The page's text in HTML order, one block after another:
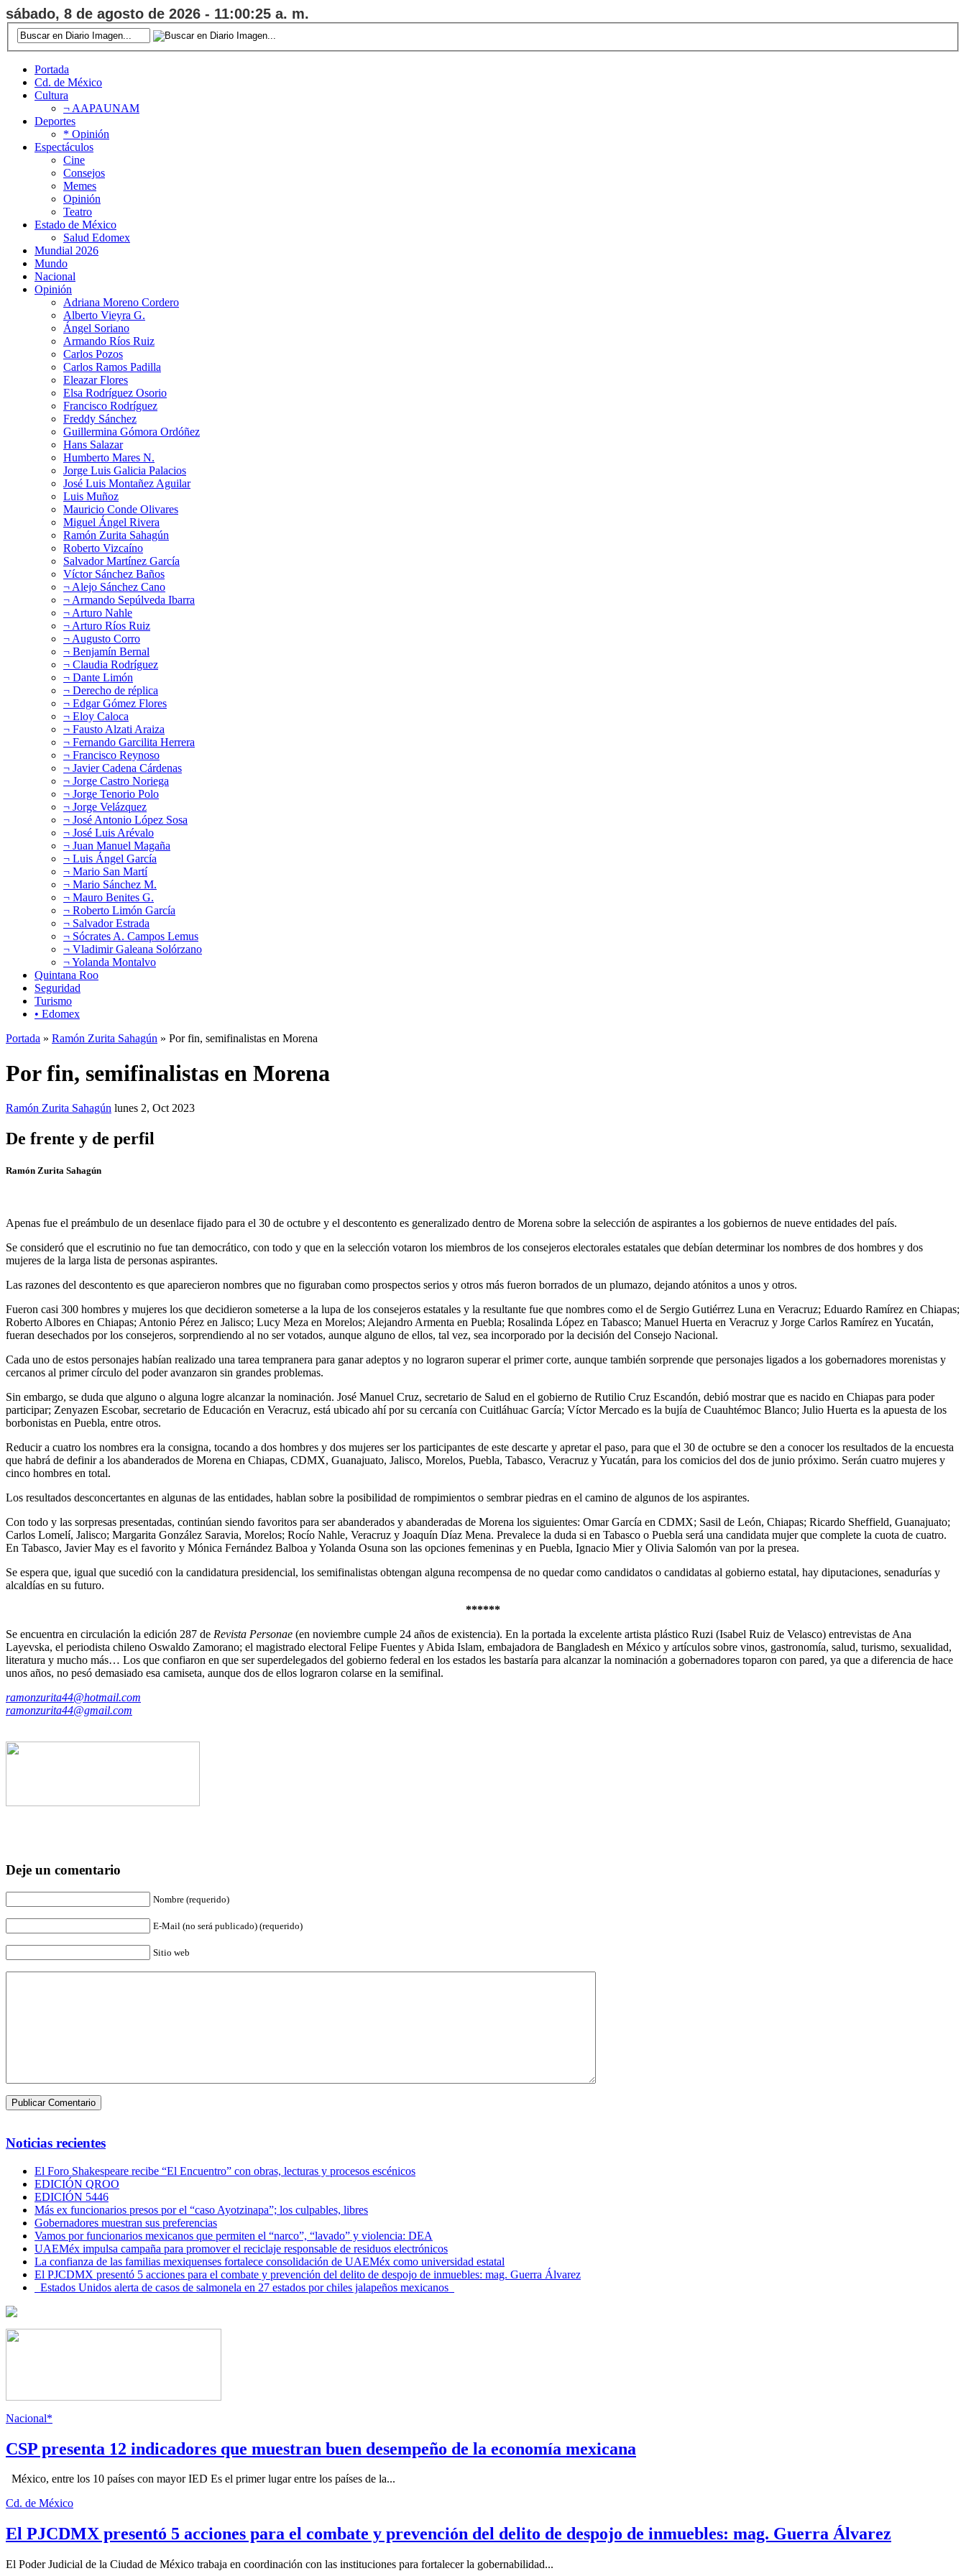
sábado, 8 de agosto de 2026 - 11:00:26 a. m.
Portada
Cd. de México
Cultura
¬ AAPAUNAM
Deportes
* Opinión
Espectáculos
Cine
Consejos
Memes
Opinión
Teatro
Estado de México
Salud Edomex
Mundial 2026
Mundo
Nacional
Opinión
Adriana Moreno Cordero
Alberto Vieyra G.
Ángel Soriano
Armando Ríos Ruiz
Carlos Pozos
Carlos Ramos Padilla
Eleazar Flores
Elsa Rodríguez Osorio
Francisco Rodríguez
Freddy Sánchez
Guillermina Gómora Ordóñez
Hans Salazar
Humberto Mares N.
Jorge Luis Galicia Palacios
José Luis Montañez Aguilar
Luis Muñoz
Mauricio Conde Olivares
Miguel Ángel Rivera
Ramón Zurita Sahagún
Roberto Vizcaíno
Salvador Martínez García
Víctor Sánchez Baños
¬ Alejo Sánchez Cano
¬ Armando Sepúlveda Ibarra
¬ Arturo Nahle
¬ Arturo Ríos Ruiz
¬ Augusto Corro
¬ Benjamín Bernal
¬ Claudia Rodríguez
¬ Dante Limón
¬ Derecho de réplica
¬ Edgar Gómez Flores
¬ Eloy Caloca
¬ Fausto Alzati Araiza
¬ Fernando Garcilita Herrera
¬ Francisco Reynoso
¬ Javier Cadena Cárdenas
¬ Jorge Castro Noriega
¬ Jorge Tenorio Polo
¬ Jorge Velázquez
¬ José Antonio López Sosa
¬ José Luis Arévalo
¬ Juan Manuel Magaña
¬ Luis Ángel García
¬ Mario San Martí
¬ Mario Sánchez M.
¬ Mauro Benites G.
¬ Roberto Limón García
¬ Salvador Estrada
¬ Sócrates A. Campos Lemus
¬ Vladimir Galeana Solórzano
¬ Yolanda Montalvo
Quintana Roo
Seguridad
Turismo
• Edomex
Portada » Ramón Zurita Sahagún » Por fin, semifinalistas en Morena
Por fin, semifinalistas en Morena
Ramón Zurita Sahagún lunes 2, Oct 2023
De frente y de perfil
Ramón Zurita Sahagún
Apenas fue el preámbulo de un desenlace fijado para el 30 de octubre y el descontento es generalizado dentro de Morena sobre la selección de aspirantes a los gobiernos de nueve entidades del país.
Se consideró que el escrutinio no fue tan democrático, con todo y que en la selección votaron los miembros de los consejeros electorales estatales que debían determinar los nombres de dos hombres y dos
mujeres de la larga lista de personas aspirantes.
Las razones del descontento es que aparecieron nombres que no figuraban como prospectos serios y otros más fueron borrados de un plumazo, dejando atónitos a unos y otros.
Fueron casi 300 hombres y mujeres los que decidieron someterse a la lupa de los consejeros estatales y la resultante fue que nombres como el de Sergio Gutiérrez Luna en Veracruz; Eduardo Ramírez en Chiapas;
Roberto Albores en Chiapas; Antonio Pérez en Jalisco; Lucy Meza en Morelos; Alejandro Armenta en Puebla; Rosalinda López en Tabasco; Manuel Huerta en Veracruz y Jorge Carlos Ramírez en Yucatán,
fueran desechados por los consejeros, sorprendiendo al no ser votados, aunque alguno de ellos, tal vez, sea incorporado por la decisión del Consejo Nacional.
Cada uno de estos personajes habían realizado una tarea tempranera para ganar adeptos y no lograron superar el primer corte, aunque también sorprende que personajes ligados a los gobernadores morenistas y
cercanos al primer círculo del poder avanzaron sin grandes problemas.
Sin embargo, se duda que alguno o alguna logre alcanzar la nominación. José Manuel Cruz, secretario de Salud en el gobierno de Rutilio Cruz Escandón, debió mostrar que es nacido en Chiapas para poder
participar; Zenyazen Escobar, secretario de Educación en Veracruz, está ubicado ahí por su cercanía con Cuitláhuac García; Víctor Mercado es la bujía de Cuauhtémoc Blanco; Julio Huerta es la apuesta de los
borbonistas en Puebla, entre otros.
Reducir a cuatro los nombres era la consigna, tocando a dos hombres y dos mujeres ser los participantes de este descarte y apretar el paso, para que el 30 de octubre se den a conocer los resultados de la encuesta
que habrá de definir a los abanderados de Morena en Chiapas, CDMX, Guanajuato, Jalisco, Morelos, Puebla, Tabasco, Veracruz y Yucatán, para los comicios del dos de junio próximo. Serán cuatro mujeres y
cinco hombres en total.
Los resultados desconcertantes en algunas de las entidades, hablan sobre la posibilidad de rompimientos o sembrar piedras en el camino de algunos de los aspirantes.
Con todo y las sorpresas presentadas, continúan siendo favoritos para ser abanderados y abanderadas de Morena los siguientes: Omar García en CDMX; Sasil de León, Chiapas; Ricardo Sheffield, Guanajuato;
Carlos Lomelí, Jalisco; Margarita González Saravia, Morelos; Rocío Nahle, Veracruz y Joaquín Díaz Mena. Prevalece la duda si en Tabasco o Puebla será una candidata mujer que complete la cuota de cuatro.
En Tabasco, Javier May es el favorito y Mónica Fernández Balboa y Yolanda Osuna son las opciones femeninas y en Puebla, Ignacio Mier y Olivia Salomón van por la presea.
Se espera que, igual que sucedió con la candidatura presidencial, los semifinalistas obtengan alguna recompensa de no quedar como candidatos o candidatas al gobierno estatal, hay diputaciones, senadurías y
alcaldías en su futuro.
******
Se encuentra en circulación la edición 287 de Revista Personae (en noviembre cumple 24 años de existencia). En la portada la excelente artista plástico Ruzi (Isabel Ruiz de Velasco) entrevistas de Ana
Layevska, el periodista chileno Oswaldo Zamorano; el magistrado electoral Felipe Fuentes y Abida Islam, embajadora de Bangladesh en México y artículos sobre vinos, gastronomía, salud, turismo, sexualidad,
literatura y mucho más… Los que confiaron en que ser superdelegados del gobierno federal en los estados les bastaría para alcanzar la nominación a gobernadores toparon con pared, ya que a diferencia de hace
unos años, no pesó demasiado esa camiseta, aunque dos de ellos lograron colarse en la semifinal.
ramonzurita44@hotmail.com
ramonzurita44@gmail.com
Deje un comentario
Nombre (requerido)
E-Mail (no será publicado) (requerido)
Sitio web
Noticias recientes
El Foro Shakespeare recibe “El Encuentro” con obras, lecturas y procesos escénicos
EDICIÓN QROO
EDICIÓN 5446
Más ex funcionarios presos por el “caso Ayotzinapa”; los culpables, libres
Gobernadores muestran sus preferencias
Vamos por funcionarios mexicanos que permiten el “narco”, “lavado” y violencia: DEA
UAEMéx impulsa campaña para promover el reciclaje responsable de residuos electrónicos
La confianza de las familias mexiquenses fortalece consolidación de UAEMéx como universidad estatal
El PJCDMX presentó 5 acciones para el combate y prevención del delito de despojo de inmuebles: mag. Guerra Álvarez
Estados Unidos alerta de casos de salmonela en 27 estados por chiles jalapeños mexicanos
Nacional*
CSP presenta 12 indicadores que muestran buen desempeño de la economía mexicana
México, entre los 10 países con mayor IED Es el primer lugar entre los países de la...
Cd. de México
El PJCDMX presentó 5 acciones para el combate y prevención del delito de despojo de inmuebles: mag. Guerra Álvarez
El Poder Judicial de la Ciudad de México trabaja en coordinación con las instituciones para fortalecer la gobernabilidad...